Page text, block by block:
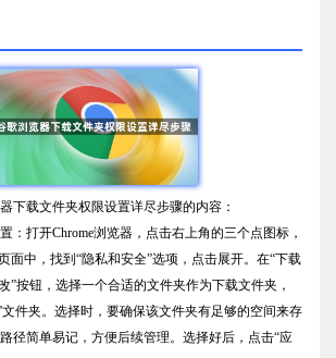
下载文件夹权限设置详尽步骤的内容：
：打开Chrome浏览器，点击右上角的三个点图标，
面中，找到“隐私和安全”选项，点击展开。在“下载
”按钮，选择一个合适的文件夹作为下载文件夹，
文件夹。选择时，要确保该文件夹有足够的空间来存
径简单易记，方便后续管理。选择好后，点击“应